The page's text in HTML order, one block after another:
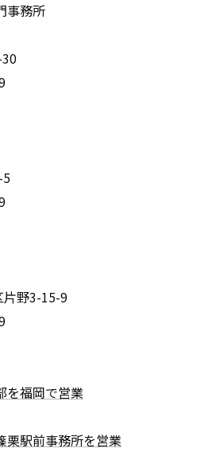
事務所
5
片野3-15-9
を福岡で営業
栗駅前事務所を営業